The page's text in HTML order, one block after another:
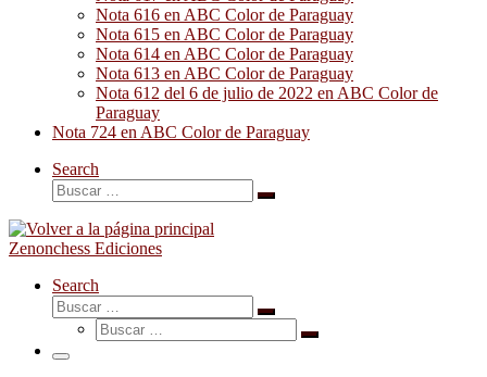
Nota 616 en ABC Color de Paraguay
Nota 615 en ABC Color de Paraguay
Nota 614 en ABC Color de Paraguay
Nota 613 en ABC Color de Paraguay
Nota 612 del 6 de julio de 2022 en ABC Color de
Paraguay
Nota 724 en ABC Color de Paraguay
Search
Buscar
Buscar
Zenonchess Ediciones
Search
Buscar
Buscar
Buscar
Buscar
Menú